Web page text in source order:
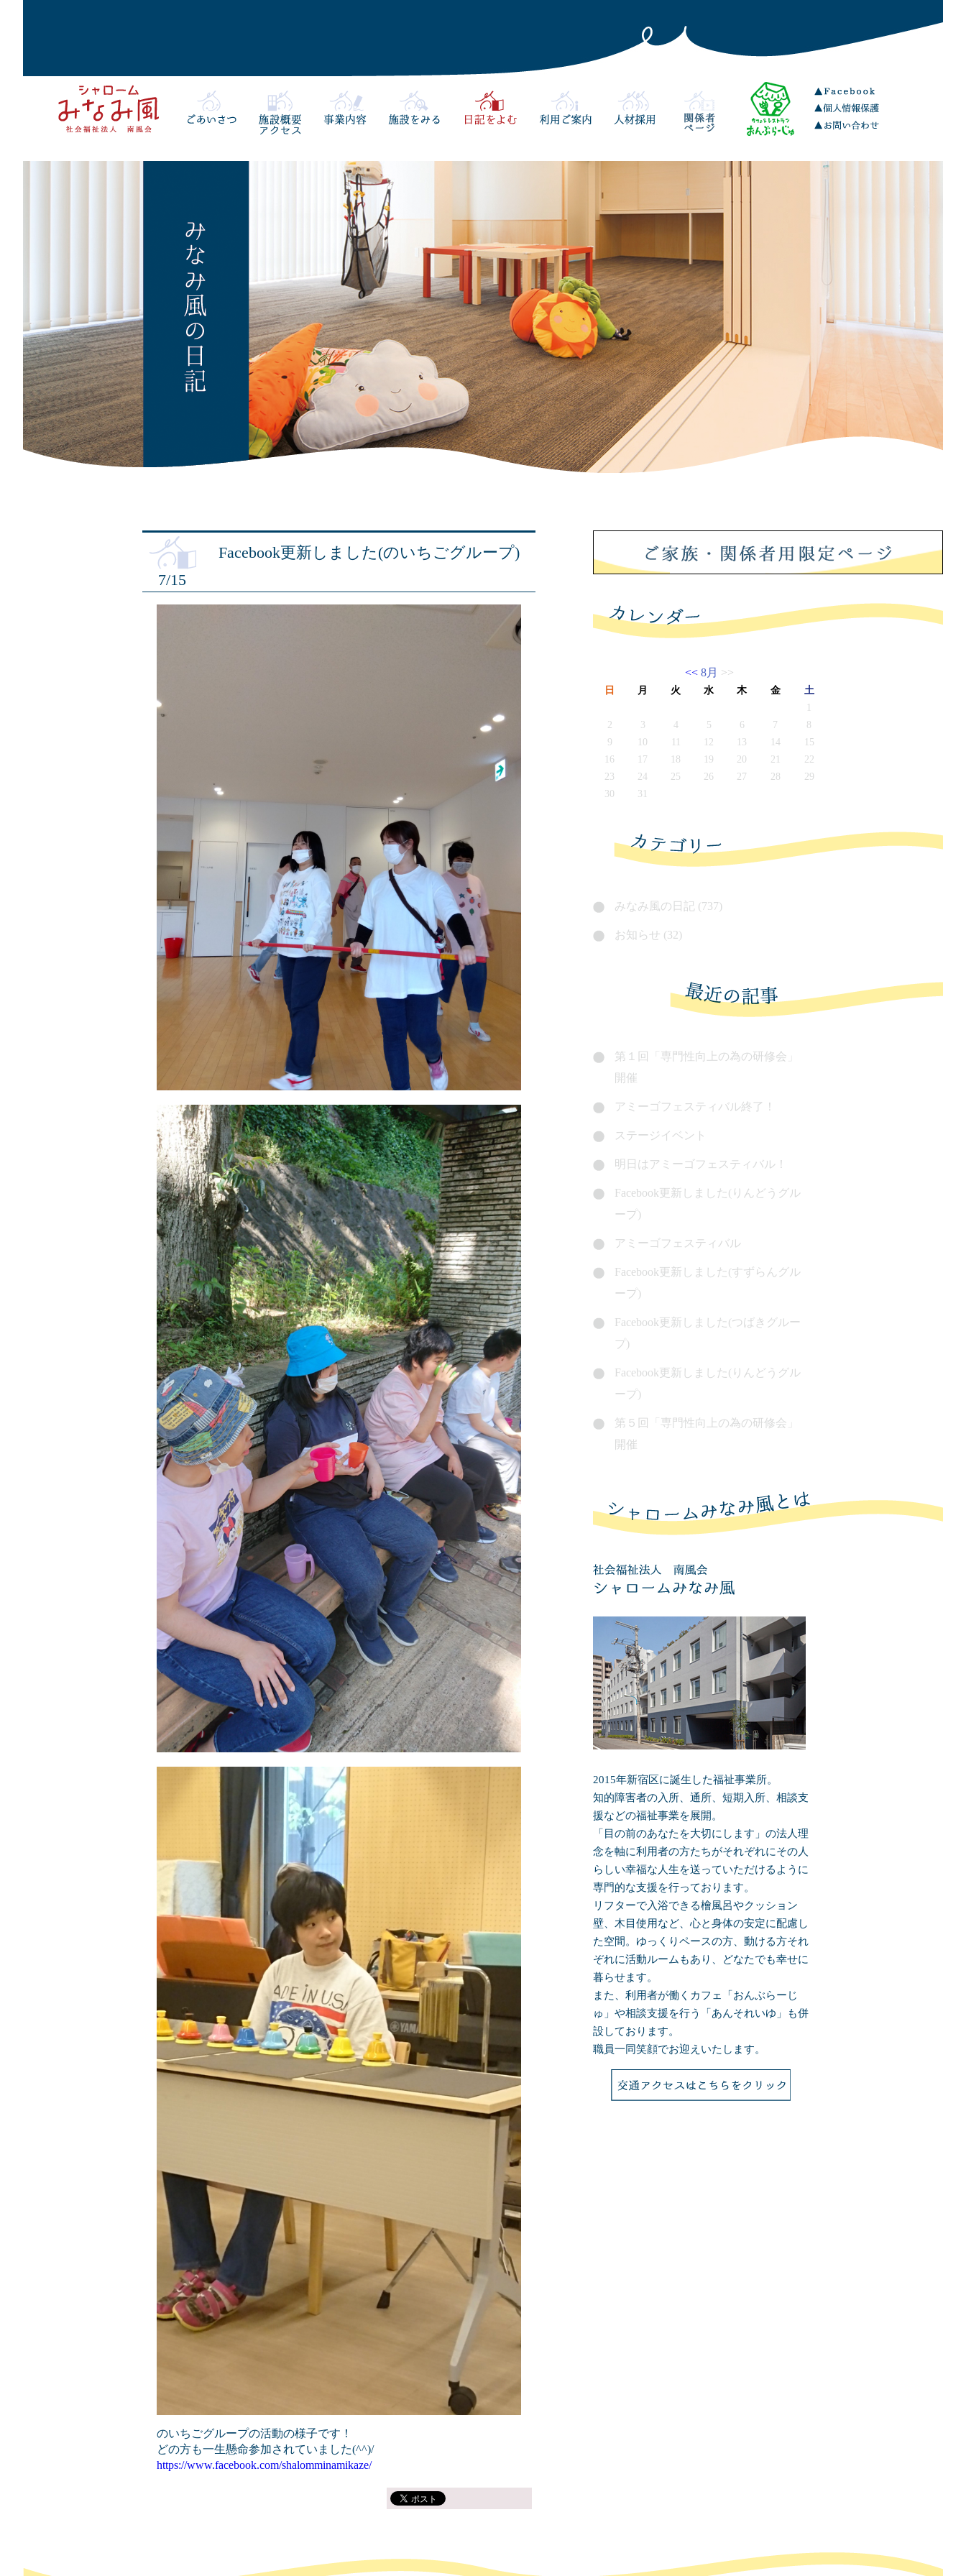
7/15
Facebook更新しました(のいちごグループ)
のいちごグループの活動の様子です！
どの方も一生懸命参加されていました(^^)/
https://www.facebook.com/shalomminamikaze/
<< 8月 >>
日 月 火 水 木 金
土
2
3 4 5 6 7
8
9
10 12 13 14
15
16
17 18 19 20 21
22
23
24 25 26 27 28
29
30
31
みなみ風の日記 (737)
お知らせ (32)
第１回「専門性向上の為の研修会」
開催
アミーゴフェスティバル終了！
ステージイベント
明日はアミーゴフェスティバル！
Facebook更新しました(りんどうグル
ープ)
アミーゴフェスティバル
Facebook更新しました(すずらんグル
ープ)
Facebook更新しました(つばきグルー
プ)
Facebook更新しました(りんどうグル
ープ)
第５回「専門性向上の為の研修会」
開催
2015年新宿区に誕生した福祉事業所。
知的障害者の入所、通所、短期入所、相談支
援などの福祉事業を展開。
「目の前のあなたを大切にします」の法人理
念を軸に利用者の方たちがそれぞれにその人
らしい幸福な人生を送っていただけるように
専門的な支援を行っております。
リフターで入浴できる檜風呂やクッション
壁、木目使用など、心と身体の安定に配慮し
た空間。ゆっくりペースの方、動ける方それ
ぞれに活動ルームもあり、どなたでも幸せに
暮らせます。
また、利用者が働くカフェ「おんぶらーじ
ゅ」や相談支援を行う「あんそれいゆ」も併
設しております。
職員一同笑顔でお迎えいたします。